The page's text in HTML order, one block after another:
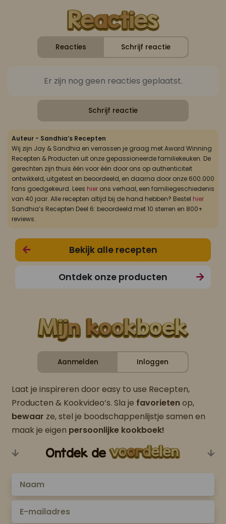
Reacties Schrijf reactie
Er zijn nog geen reacties geplaatst.
Schrijf reactie
Auteur - Sandhia’s Recepten
Wij zijn Jay & Sandhia en verrassen je graag met Award Winning
Recepten & Producten uit onze gepassioneerde familiekeuken. De
gerechten zijn thuis één voor één door ons op authenticiteit
ontwikkeld, uitgetest en beoordeeld, en daarna door onze 600.000
fans goedgekeurd. Lees hier ons verhaal, een familiegeschiedenis
van 40 jaar. Alle recepten altijd bij de hand hebben? Bestel hier
Sandhia’s Recepten Deel 6: beoordeeld met 10 sterren en 800+
reviews.
Bekijk alle recepten
Ontdek onze producten
Aanmelden Inloggen
Laat je inspireren door easy to use Recepten,
Producten & Kookvideo’s. Sla je favorietenop,
bewaar ze, stel je boodschappenlijstje samen en
maak je eigen persoonlijke kookboek!
Ontdek de